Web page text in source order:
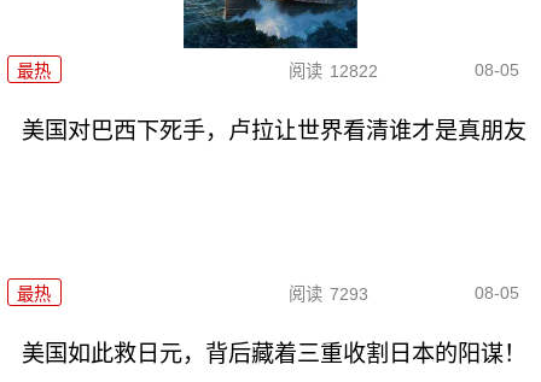
最热 阅读 12822 08-05
美国对巴西下死手，卢拉让世界看清谁才是真朋友
最热 阅读 7293 08-05
美国如此救日元，背后藏着三重收割日本的阳谋！